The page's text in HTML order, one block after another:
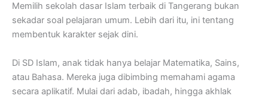
Memilih sekolah dasar Islam terbaik di Tangerang bukan
sekadar soal pelajaran umum. Lebih dari itu, ini tentang
membentuk karakter sejak dini.
Di SD Islam, anak tidak hanya belajar Matematika, Sains,
atau Bahasa. Mereka juga dibimbing memahami agama
secara aplikatif. Mulai dari adab, ibadah, hingga akhlak